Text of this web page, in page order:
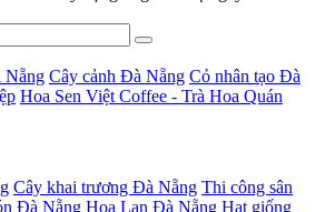
Nẵng Cây cảnh Đà Nẵng Cỏ nhân tạo Đà
Hoa Sen Việt Coffee - Trà Hoa Quán
Cây khai trương Đà Nẵng Thi công sân
Đà Nẵng Hoa Lan Đà Nẵng Hạt giống